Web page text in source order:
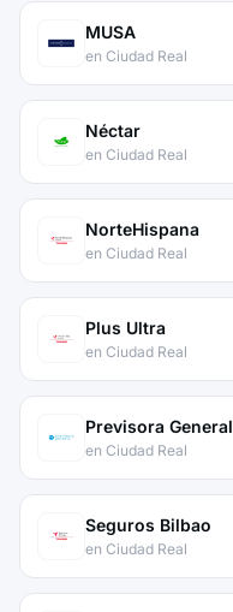
MUSA
en Ciudad Real
Néctar
en Ciudad Real
NorteHispana
en Ciudad Real
Plus Ultra
en Ciudad Real
Previsora General
en Ciudad Real
Seguros Bilbao
en Ciudad Real